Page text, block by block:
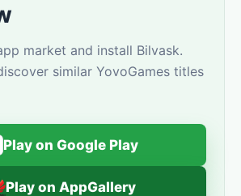
market and install Bilvask.
similar YovoGames titles
Play on Google Play
Play on AppGallery